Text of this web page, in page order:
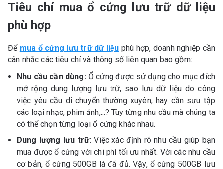
Tiêu chí mua ổ cứng lưu trữ dữ liệu
phù hợp
Để mua ổ cứng lưu trữ dữ liệu phù hợp, doanh nghiệp cần
cân nhắc các tiêu chí và thông số liên quan bao gồm:
Nhu cầu cần dùng: Ổ cứng được sử dụng cho mục đích
mở rộng dung lượng lưu trữ, sao lưu dữ liệu do công
việc yêu cầu di chuyển thường xuyên, hay cần sưu tập
các loại nhạc, phim ảnh,...? Tùy từng nhu cầu mà chúng ta
có thể chọn từng loại ổ cứng khác nhau.
Dung lượng lưu trữ:Việc xác định rõ nhu cầu giúp bạn
mua được ổ cứng với chi phí tối ưu nhất. Với các nhu cầu
cơ bản, ổ cứng 500GB là đã đủ. Vậy, ổ cứng 500GB lưu